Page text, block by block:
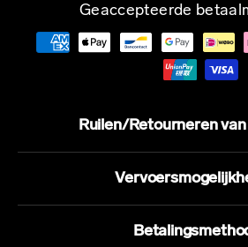
Geaccepteerde
Ruilen/Retourneren